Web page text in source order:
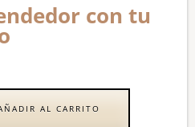
con tu
AL CARRITO